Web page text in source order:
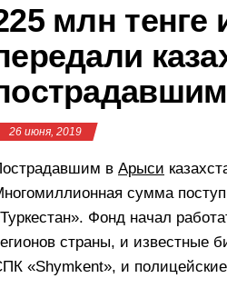
млн тенге
26 июня, 2019
в Арыси
сумма
Фонд начал
страны, и известные
«Shymkent», и